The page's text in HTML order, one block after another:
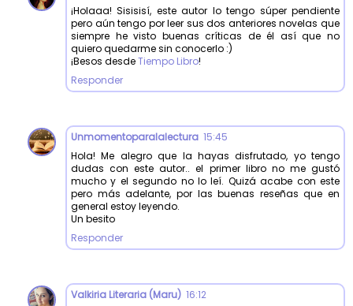
¡Holaaa! Sisisisí, este autor lo tengo súper pendiente
pero aún tengo por leer sus dos anteriores novelas que
siempre he visto buenas críticas de él así que no
quiero quedarme sin conocerlo :)
¡Besos desdeTiempo Libro!
Responder
Unmomentoparalalectura 15:45
Hola! Me alegro que la hayas disfrutado, yo tengo
dudas con este autor.. el primer libro no me gustó
mucho y el segundo no lo leí. Quizá acabe con este
pero más adelante, por las buenas reseñas que en
general estoy leyendo.
Un besito
Responder
Valkiria Literaria (Maru) 16:12